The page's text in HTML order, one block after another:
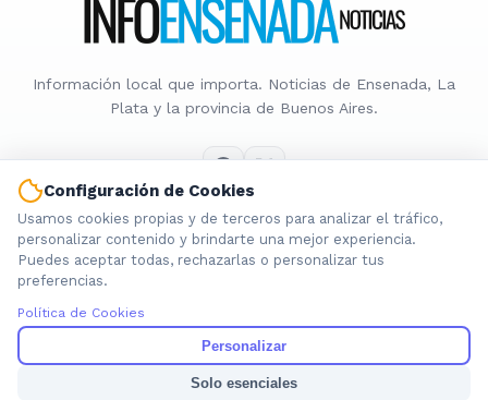
Información local que importa. Noticias de Ensenada, La
Plata y la provincia de Buenos Aires.
Nosotros
Cookies
Política de Contenido
Configuración de Cookies
Usamos cookies propias y de terceros para analizar el tráfico,
personalizar contenido y brindarte una mejor experiencia.
Puedes aceptar todas, rechazarlas o personalizar tus
preferencias.
Política de Cookies
Personalizar
Solo esenciales